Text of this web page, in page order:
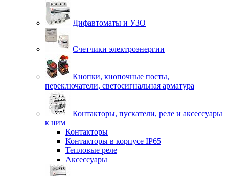
Дифавтоматы и УЗО
Счетчики электроэнергии
Кнопки, кнопочные посты,
переключатели, светосигнальная арматура
Контакторы, пускатели, реле и аксессуары
к ним
Контакторы
Контакторы в корпусе IP65
Тепловые реле
Аксессуары